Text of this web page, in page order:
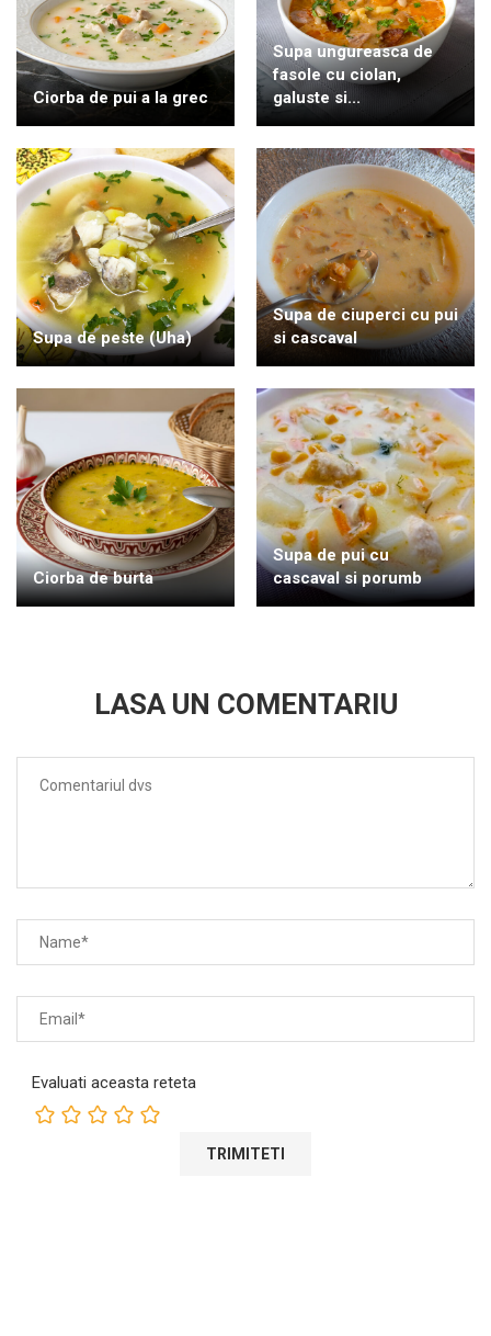
Ciorba de pui a la grec
Supa ungureasca de
fasole cu ciolan,
galuste si...
Supa de peste (Uha)
Supa de ciuperci cu pui
si cascaval
Ciorba de burta
Supa de pui cu
cascaval si porumb
LASA UN COMENTARIU
Evaluati aceasta reteta